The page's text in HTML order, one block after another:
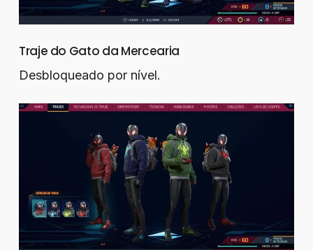
Traje do Gato da Mercearia
Desbloqueado por nível.